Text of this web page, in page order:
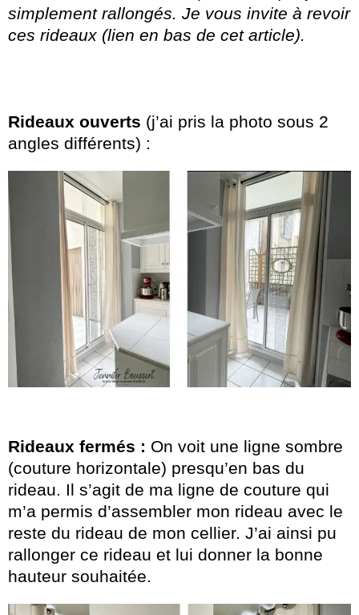
simplement rallongés. Je vous invite à revoir
ces rideaux (lien en bas de cet article).
Rideaux ouverts (j’ai pris la photo sous 2
angles différents) :
Rideaux fermés : On voit une ligne sombre
(couture horizontale) presqu’en bas du
rideau. Il s’agit de ma ligne de couture qui
m’a permis d’assembler mon rideau avec le
reste du rideau de mon cellier. J’ai ainsi pu
rallonger ce rideau et lui donner la bonne
hauteur souhaitée.